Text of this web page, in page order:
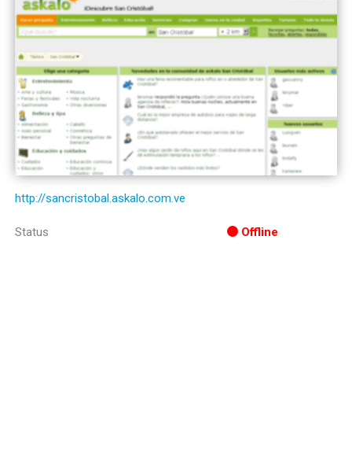
http://sancristobal.askalo.com.ve
Status Offline